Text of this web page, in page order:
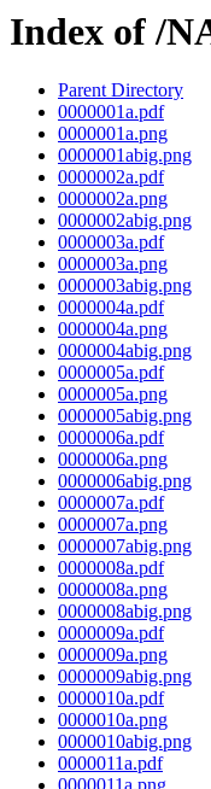
Index of /
Parent Directory
0000001a.pdf
0000001a.png
0000001abig.png
0000002a.pdf
0000002a.png
0000002abig.png
0000003a.pdf
0000003a.png
0000003abig.png
0000004a.pdf
0000004a.png
0000004abig.png
0000005a.pdf
0000005a.png
0000005abig.png
0000006a.pdf
0000006a.png
0000006abig.png
0000007a.pdf
0000007a.png
0000007abig.png
0000008a.pdf
0000008a.png
0000008abig.png
0000009a.pdf
0000009a.png
0000009abig.png
0000010a.pdf
0000010a.png
0000010abig.png
0000011a.pdf